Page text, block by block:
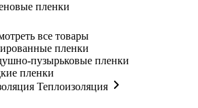
пленки
все товары
пленки
пузырьковые пленки
пленки
Теплоизоляция